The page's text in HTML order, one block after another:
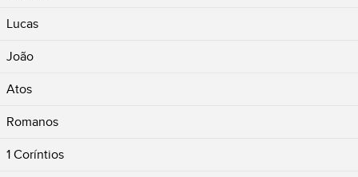
Lucas
João
Atos
Romanos
1 Coríntios